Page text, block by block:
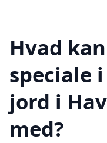
Hvad
speciale
jord i
med?